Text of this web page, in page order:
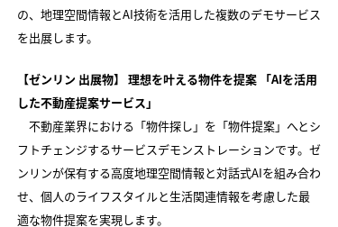
の、地理空間情報とAI技術を活用した複数のデモサービス
を出展します。
【ゼンリン 出展物】 理想を叶える物件を提案 「AIを活用
した不動産提案サービス」
不動産業界における「物件探し」を「物件提案」へとシ
フトチェンジするサービスデモンストレーションです。ゼ
ンリンが保有する高度地理空間情報と対話式AIを組み合わ
せ、個人のライフスタイルと生活関連情報を考慮した最
適な物件提案を実現します。